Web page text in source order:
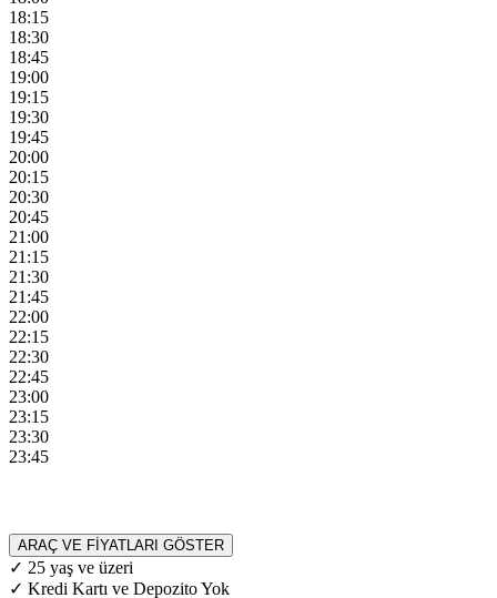
18:15
18:30
18:45
19:00
19:15
19:30
19:45
20:00
20:15
20:30
20:45
21:00
21:15
21:30
21:45
22:00
22:15
22:30
22:45
23:00
23:15
23:30
23:45
ARAÇ VE FİYATLARI GÖSTER
✓ 25 yaş ve üzeri
✓ Kredi Kartı ve Depozito Yok